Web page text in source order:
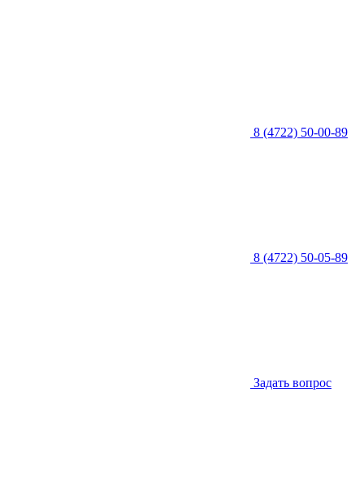
8 (4722) 50-00-89
8 (4722) 50-05-89
Задать вопрос